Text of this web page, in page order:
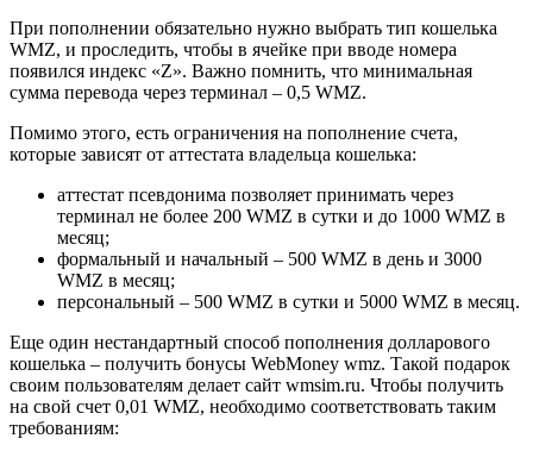
При пополнении обязательно нужно выбрать тип кошелька
WMZ, и проследить, чтобы в ячейке при вводе номера
появился индекс «Z». Важно помнить, что минимальная
сумма перевода через терминал – 0,5 WMZ.
Помимо этого, есть ограничения на пополнение счета,
которые зависят от аттестата владельца кошелька:
аттестат псевдонима позволяет принимать через
терминал не более 200 WMZ в сутки и до 1000 WMZ в
месяц;
формальный и начальный – 500 WMZ в день и 3000
WMZ в месяц;
персональный – 500 WMZ в сутки и 5000 WMZ в месяц.
Еще один нестандартный способ пополнения долларового
кошелька – получить бонусы WebMoney wmz. Такой подарок
своим пользователям делает сайт wmsim.ru. Чтобы получить
на свой счет 0,01 WMZ, необходимо соответствовать таким
требованиям: